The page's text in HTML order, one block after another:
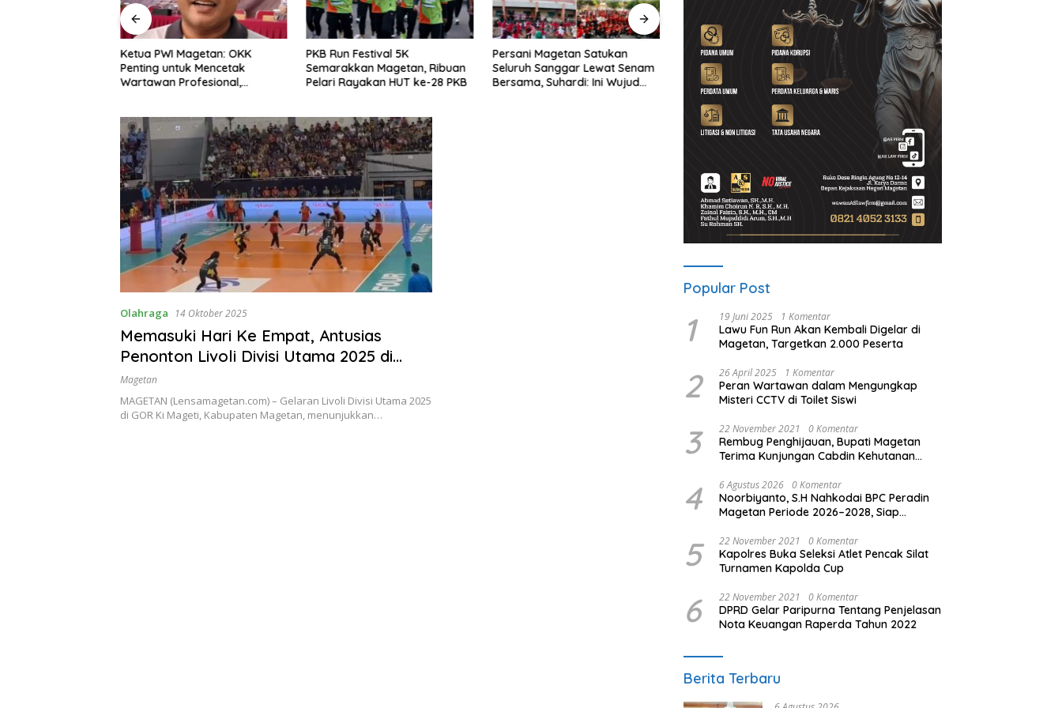
Ketua PWI Magetan: OKK
Penting untuk Mencetak
Wartawan Profesional,
PKB Run Festival 5K
Semarakkan Magetan, Ribuan
Pelari Rayakan HUT ke-28 PKB
Persani Magetan Satukan
Seluruh Sanggar Lewat Senam
Bersama, Suhardi: Ini Wujud
P3-TGAI Sidokerto Disorot,
Publik Tunggu BBWS Turun
Periksa Dugaan Kejanggalan
Proyek
Dana Guyub Rukun Program
Bupati-Wakil Bupati Magetan
Mulai Dirasakan Warga Desa
Wates
Olahraga 14 Oktober 2025
Memasuki Hari Ke Empat, Antusias
Penonton Livoli Divisi Utama 2025 di
Magetan Meningkat
Magetan
MAGETAN (Lensamagetan.com) – Gelaran Livoli Divisi Utama 2025
di GOR Ki Mageti, Kabupaten Magetan, menunjukkan…
Popular Post
1 19 Juni 2025 1 Komentar
Lawu Fun Run Akan Kembali Digelar di
Magetan, Targetkan 2.000 Peserta
2 26 April 2025 1 Komentar
Peran Wartawan dalam Mengungkap
Misteri CCTV di Toilet Siswi
3 22 November 2021 0 Komentar
Rembug Penghijauan, Bupati Magetan
Terima Kunjungan Cabdin Kehutanan
4 6 Agustus 2026 0 Komentar
Noorbiyanto, S.H Nahkodai BPC Peradin
Magetan Periode 2026–2028, Siap
5 22 November 2021 0 Komentar
Kapolres Buka Seleksi Atlet Pencak Silat
Turnamen Kapolda Cup
6 22 November 2021 0 Komentar
DPRD Gelar Paripurna Tentang Penjelasan
Nota Keuangan Raperda Tahun 2022
Berita Terbaru